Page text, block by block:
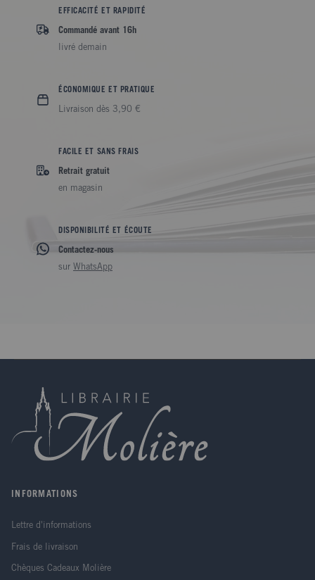
EFFICACITÉ ET RAPIDITÉ
Commandé avant 16h
livré demain
ÉCONOMIQUE ET PRATIQUE
Livraison dès 3,90 €
FACILE ET SANS FRAIS
Retrait gratuit
en magasin
DISPONIBILITÉ ET ÉCOUTE
Contactez-nous
sur WhatsApp
INFORMATIONS
Lettre d'informations
Frais de livraison
Chèques Cadeaux Molière